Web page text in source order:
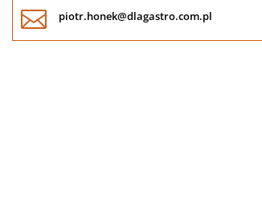
 piotr.honek@dlagastro.com.pl